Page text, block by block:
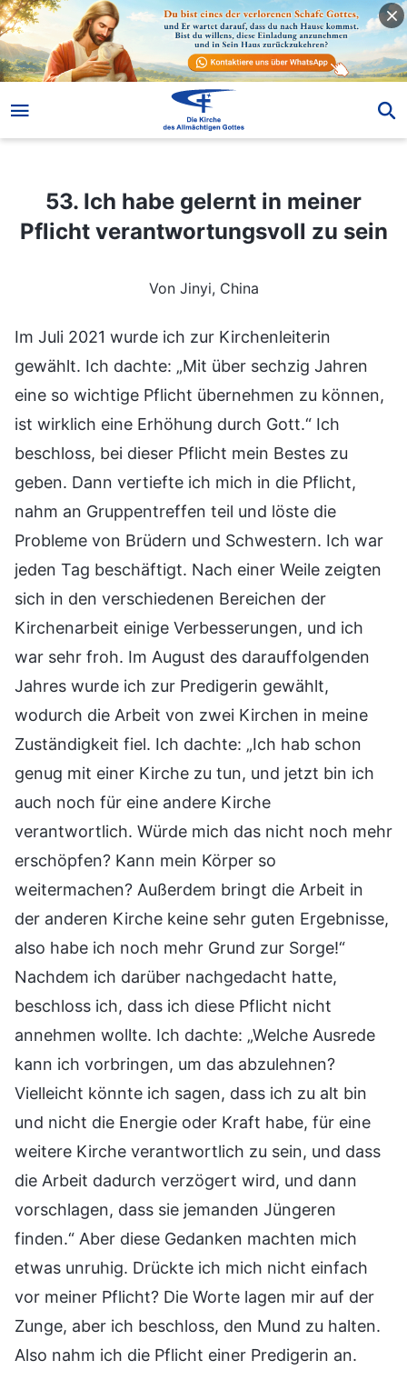
53. Ich habe gelernt in meiner
Pflicht verantwortungsvoll zu sein
Von Jinyi, China
Im Juli 2021 wurde ich zur Kirchenleiterin
gewählt. Ich dachte: „Mit über sechzig Jahren
eine so wichtige Pflicht übernehmen zu können,
ist wirklich eine Erhöhung durch Gott.“ Ich
beschloss, bei dieser Pflicht mein Bestes zu
geben. Dann vertiefte ich mich in die Pflicht,
nahm an Gruppentreffen teil und löste die
Probleme von Brüdern und Schwestern. Ich war
jeden Tag beschäftigt. Nach einer Weile zeigten
sich in den verschiedenen Bereichen der
Kirchenarbeit einige Verbesserungen, und ich
war sehr froh. Im August des darauffolgenden
Jahres wurde ich zur Predigerin gewählt,
wodurch die Arbeit von zwei Kirchen in meine
Zuständigkeit fiel. Ich dachte: „Ich hab schon
genug mit einer Kirche zu tun, und jetzt bin ich
auch noch für eine andere Kirche
verantwortlich. Würde mich das nicht noch mehr
erschöpfen? Kann mein Körper so
weitermachen? Außerdem bringt die Arbeit in
der anderen Kirche keine sehr guten Ergebnisse,
also habe ich noch mehr Grund zur Sorge!“
Nachdem ich darüber nachgedacht hatte,
beschloss ich, dass ich diese Pflicht nicht
annehmen wollte. Ich dachte: „Welche Ausrede
kann ich vorbringen, um das abzulehnen?
Vielleicht könnte ich sagen, dass ich zu alt bin
und nicht die Energie oder Kraft habe, für eine
weitere Kirche verantwortlich zu sein, und dass
die Arbeit dadurch verzögert wird, und dann
vorschlagen, dass sie jemanden Jüngeren
finden.“ Aber diese Gedanken machten mich
etwas unruhig. Drückte ich mich nicht einfach
vor meiner Pflicht? Die Worte lagen mir auf der
Zunge, aber ich beschloss, den Mund zu halten.
Also nahm ich die Pflicht einer Predigerin an.